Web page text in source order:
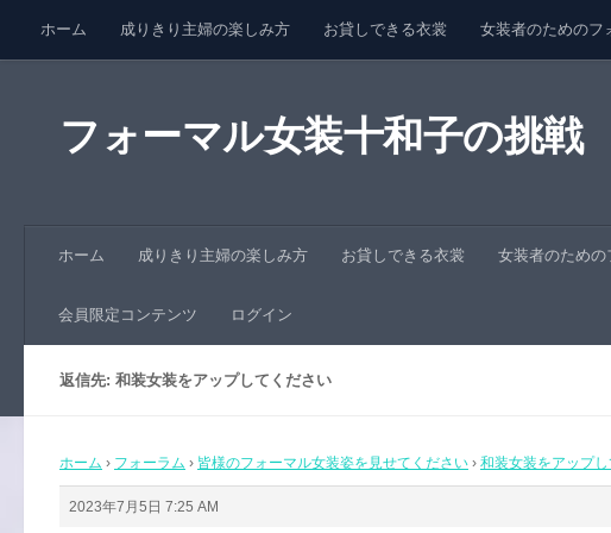
コンテンツへスキップ
ホーム 成りきり主婦の楽しみ方 お貸しできる衣裳 女装者のためのフ
フォーマル女装十和子の挑戦
ホーム 成りきり主婦の楽しみ方 お貸しできる衣裳 女装者のための
会員限定コンテンツ ログイン
返信先: 和装女装をアップしてください
ホーム › フォーラム › 皆様のフォーマル女装姿を見せてください › 和装女装をアップ
2023年7月5日 7:25 AM